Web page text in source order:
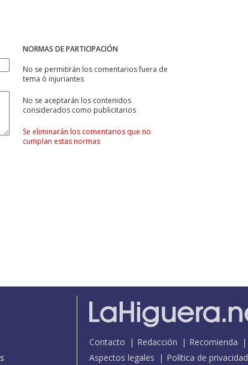
NORMAS DE PARTICIPACIÓN
No se permitirán los comentarios fuera de
tema ó injuriantes
No se aceptarán los contenidos
considerados como publicitarios
Se eliminarán los comentarios que no
cumplan estas normas
Contacto Redacción Recomienda
Aspectos legales
Política de privacidad